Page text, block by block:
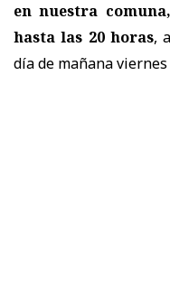
en nuestra
hasta las 20 horas,
día de mañana